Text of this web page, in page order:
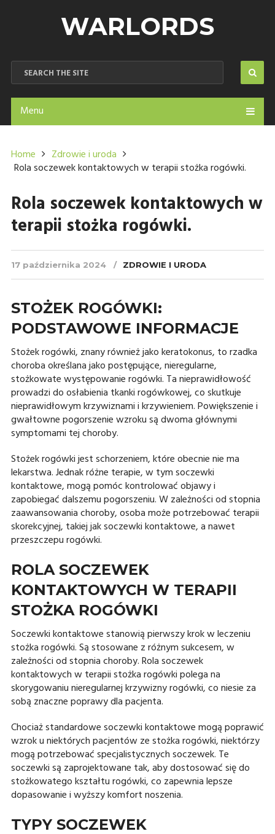
WARLORDS
Menu
Home
Zdrowie i uroda
Rola soczewek kontaktowych w terapii stożka rogówki.
Rola soczewek kontaktowych w
terapii stożka rogówki.
17 października 2024 ZDROWIE I URODA
STOŻEK ROGÓWKI:
PODSTAWOWE INFORMACJE
Stożek rogówki, znany również jako keratokonus, to rzadka
choroba określana jako postępujące, nieregularne,
stożkowate występowanie rogówki. Ta nieprawidłowość
prowadzi do osłabienia tkanki rogówkowej, co skutkuje
nieprawidłowym krzywiznami i krzywieniem. Powiększenie i
gwałtowne pogorszenie wzroku są dwoma głównymi
symptomami tej choroby.
Stożek rogówki jest schorzeniem, które obecnie nie ma
lekarstwa. Jednak różne terapie, w tym soczewki
kontaktowe, mogą pomóc kontrolować objawy i
zapobiegać dalszemu pogorszeniu. W zależności od stopnia
zaawansowania choroby, osoba może potrzebować terapii
skorekcyjnej, takiej jak soczewki kontaktowe, a nawet
przeszczepu rogówki.
ROLA SOCZEWEK
KONTAKTOWYCH W TERAPII
STOŻKA ROGÓWKI
Soczewki kontaktowe stanowią pierwszy krok w leczeniu
stożka rogówki. Są stosowane z różnym sukcesem, w
zależności od stopnia choroby. Rola soczewek
kontaktowych w terapii stożka rogówki polega na
skorygowaniu nieregularnej krzywizny rogówki, co niesie za
sobą znaczne poprawy dla pacjenta.
Chociaż standardowe soczewki kontaktowe mogą poprawić
wzrok u niektórych pacjentów ze stożka rogówki, niektórzy
mogą potrzebować specjalistycznych soczewek. Te
soczewki są zaprojektowane tak, aby dostosować się do
stożkowatego kształtu rogówki, co zapewnia lepsze
dopasowanie i wyższy komfort noszenia.
TYPY SOCZEWEK